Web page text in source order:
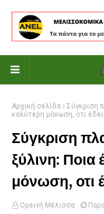
Αρχική σελίδα
Σύγκριση
καλύτερη μόνωση, οτι
Σύγκριση
ξύλινη: Ποια
μόνωση, οτι
Ορεινή Μέλισσα